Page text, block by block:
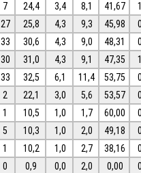
7 24,4 3,4 8,1 41,67
27 25,8 4,3 9,3 45,98
33 30,6 4,3 9,0 48,31
30 31,0 4,3 9,1 47,35
33 32,5 6,1 11,4 53,75
2 22,1 3,0 5,6 53,57
1 10,5 1,0 1,7 60,00
5 10,3 1,0 2,0 49,18
1 10,2 1,0 2,7 38,16
0 0,9 0,0 2,0 0,00